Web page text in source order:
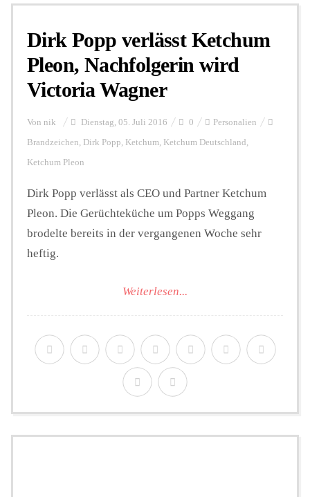
Personalien
Hintergrund
FUNKTURM-Beiträge
Podcast
Unterstützen
Dirk Popp verlässt Ketchum
Pleon, Nachfolgerin wird
Victoria Wagner
Von nik Dienstag, 05. Juli 2016 0 Personalien
Brandzeichen, Dirk Popp, Ketchum, Ketchum Deutschland ,
Ketchum Pleon
Dirk Popp verlässt als CEO und Partner Ketchum
Pleon. Die Gerüchteküche um Popps Weggang
brodelte bereits in der vergangenen Woche sehr
heftig.
Weiterlesen...